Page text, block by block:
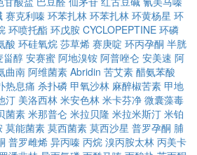
赛克利嗪 环苯扎林 环苯扎林 环黄杨星 环
环喷托酯 环戊胺 CYCLOPEPTINE 环磷
酸 环硅氧烷 莎草烯 赛庚啶 环丙孕酮 半胱
甾醇 安赛蜜 阿地溴铵 阿普唑仑 安美速 阿
曲南 阿维菌素 Abridin 苦艾素 醋氨苯酸
热息痛 杀扑磷 甲氧沙林 麻醉椒苦素 甲地
汀 美洛西林 米安色林 米卡芬净 微囊藻毒
菌素 米那普仑 米拉贝隆 米拉米斯汀 米铂
莫能菌素 莫西菌素 莫西沙星 普罗孕酮 脯
普罗雌烯 异丙嗪 丙烷 溴丙胺太林 丙美卡